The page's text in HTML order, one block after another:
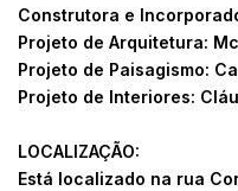
Construtora e
Projeto de Arquitetura:
Projeto de Paisagismo:
Projeto de Interiores:
LOCALIZAÇÃO:
Está localizado na rua